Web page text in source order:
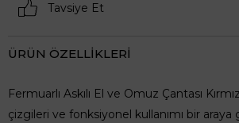
Tavsiye Et
ÜRÜN ÖZELLIKLERI
Fermuarlı Askılı El ve Omuz Çantası
çizgileri ve fonksiyonel kullanımı bir araya